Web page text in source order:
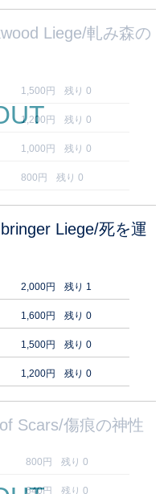
Liege/軋み森の
1,500円 残り 0
1,200円 残り 0
1,000円 残り 0
800円 残り 0
Liege/死を運
2,000円 残り 1
1,600円 残り 0
1,500円 残り 0
1,200円 残り 0
Scars/傷痕の神性
800円 残り 0
640円 残り 0